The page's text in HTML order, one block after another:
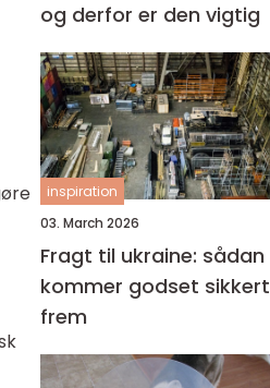
og derfor er den vigtig
inspiration
03. March 2026
Fragt til ukraine: sådan
kommer godset sikkert
frem